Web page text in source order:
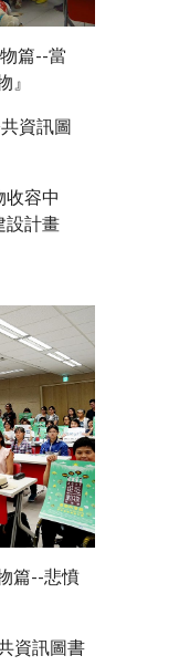
篇--當
』
資訊圖
容中
設計畫
篇--悲憤
資訊圖書